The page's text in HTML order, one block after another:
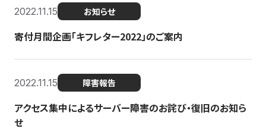
2022.11.15 お知らせ
寄付月間企画「キフレター2022」のご案内
2022.11.15 障害報告
アクセス集中によるサーバー障害のお詫び・復旧のお知ら
せ